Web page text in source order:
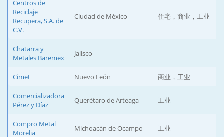
Centros de
Reciclaje
Recupera, S.A. de
C.V.
Ciudad de México 住宅，商业，工业
Chatarra y
Metales Baremex
Jalisco
Cimet Nuevo León 商业，工业
Comercializadora
Pérez y Díaz
Querétaro de Arteaga 工业
Compro Metal
Morelia
Michoacán de Ocampo 工业